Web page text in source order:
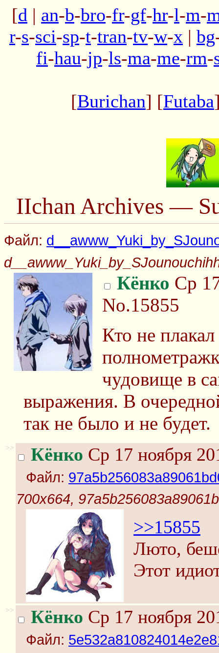
[d | an-b-bro-fr-gf-hr-l-m-
r-s-sci-sp-t-tran-tv-w-x | bg
fi-hau-jp-ls-ma-me-rm-
[Burichan] [Futaba
IIchan Archives —
Файл:
Кёнко Ср
No.15855
Кто не
чудовище в
выражения. В
так не было и не будет.
>> Кёнко Ср 17 ноября
Файл:
700x664,
>>15855
Люто,
Этот
>> Кёнко Ср 17 ноября
Файл: